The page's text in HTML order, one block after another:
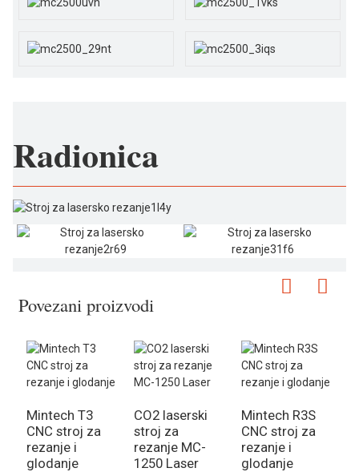
Radionica
Povezani proizvodi
Mintech T3
CNC stroj za
rezanje i
glodanje
CO2 laserski
stroj za
rezanje MC-
1250 Laser
Mintech R3S
CNC stroj za
rezanje i
glodanje